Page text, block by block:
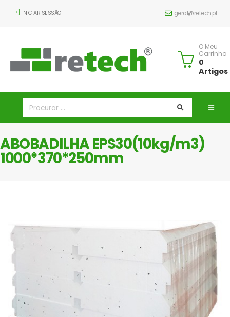
INICIAR SESSÃO geral@retech.pt
O Meu
Carrinho
0
Artigos
ABOBADILHA EPS30(10kg/m3)
1000*370*250mm